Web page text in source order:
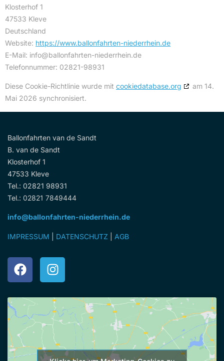
Klosterhof 1
47533 Kleve
Deutschland
Website: https://www.ballonfahrten-niederrhein.de
E-Mail: info@ballonfahrten-niederrhein.de
Telefonnummer: 02821-98931
Diese Cookie-Richtlinie wurde mit cookiedatabase.org
am 14.
Mai 2026 synchronisiert.
Ballonfahrten van de Sandt
B. van de Sandt
Klosterhof 1
47533 Kleve
Tel.: 02821 98931
Tel.: 02821 7849444
info@ballonfahrten-niederrhein.de
IMPRESSUM DATENSCHUTZ AGB